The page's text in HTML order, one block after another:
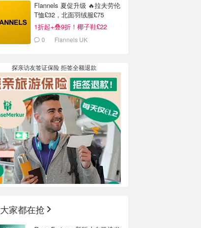
Flannels 夏促升级 🔥拉夫劳伦
T恤£32，北面羽绒服£75
1折起+叠9折！椰子鞋£22
0 Flannels UK
探亲访友签证保险 拒签全额退款
大家都在抢